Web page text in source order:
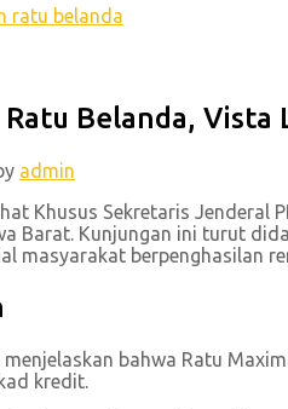
Belanda, Vista
admin
Khusus Sekretaris Jenderal
Barat. Kunjungan ini turut
masyarakat berpenghasilan
bahwa Ratu
kredit.